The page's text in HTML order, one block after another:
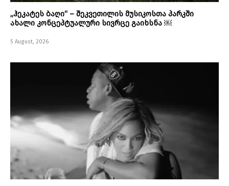
„ჰეკატეს ბაღი“ – შეკვეთილის მუსიკოსთა პარკში
ახალი კონცეპტუალური სივრცე გაიხსნა ￼
5 August, 2026